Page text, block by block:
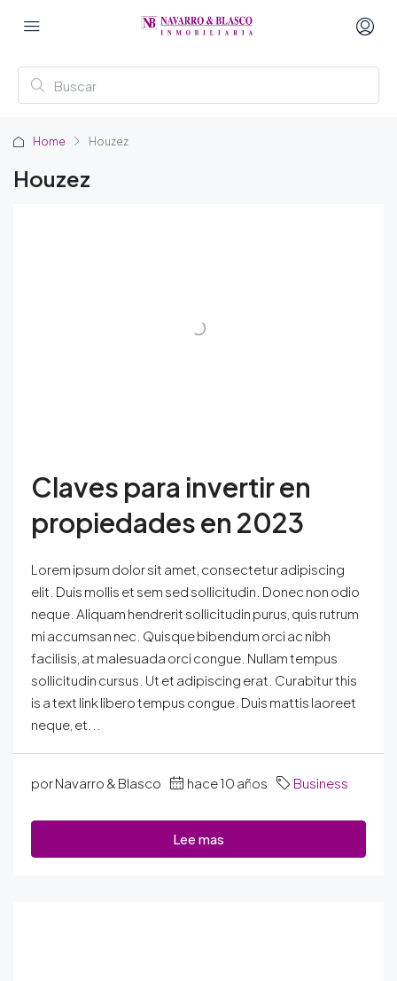
Home Houzez
Houzez
Claves para invertir en
propiedades en 2023
Lorem ipsum dolor sit amet, consectetur adipiscing
elit. Duis mollis et sem sed sollicitudin. Donec non odio
neque. Aliquam hendrerit sollicitudin purus, quis rutrum
mi accumsan nec. Quisque bibendum orci ac nibh
facilisis, at malesuada orci congue. Nullam tempus
sollicitudin cursus. Ut et adipiscing erat. Curabitur this
is a text link libero tempus congue. Duis mattis laoreet
neque, et...
por Navarro & Blasco hace 10 años Business
Lee mas